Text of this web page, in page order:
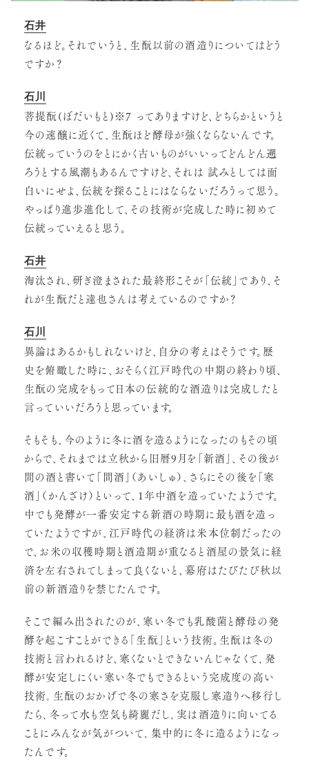
石井
なるほど。それでいうと、生酛以前の酒造りについてはどう
ですか？
石川
菩提酛(ぼだいもと)※7 ってありますけど、どちらかというと
今の速醸に近くて、生酛ほど酵母が強くならないんです。
伝統っていうのをとにかく古いものがいいってどんどん遡
ろうとする風潮もあるんですけど、それは 試みとしては面
白いにせよ、伝統を探ることにはならないだろうって思う。
やっぱり進歩進化して、その技術が完成した時に初めて
伝統っていえると思う。
石井
淘汰され、研ぎ澄まされた最終形こそが「伝統」であり、そ
れが生酛だと達也さんは考えているのですか？
石川
異論はあるかもしれないけど、自分の考えはそうです。歴
史を俯瞰した時に、おそらく江戸時代の中期の終わり頃、
生酛の完成をもって日本の伝統的な酒造りは完成したと
言っていいだろうと思っています。
そもそも、今のように冬に酒を造るようになったのもその頃
からで、それまでは立秋から旧暦9月を「新酒」、その後が
間の酒と書いて「間酒」（あいしゅ）、さらにその後を「寒
酒」（かんざけ）といって、1年中酒を造っていたようです。
中でも発酵が一番安定する新酒の時期に最も酒を造っ
ていたようですが、江戸時代の経済は米本位制だったの
で、お米の収穫時期と酒造期が重なると酒屋の景気に経
済を左右されてしまって良くないと、幕府はたびたび秋以
前の新酒造りを禁じたんです。
そこで編み出されたのが、寒い冬でも乳酸菌と酵母の発
酵を起こすことができる｢生酛｣という技術。生酛は冬の
技術と言われるけど、寒くないとできないんじゃなくて､発
酵が安定しにくい寒い冬でもできるという完成度の高い
技術｡生酛のおかげで冬の寒さを克服し寒造りへ移行し
たら､冬って水も空気も綺麗だし､実は酒造りに向いてる
ことにみんなが気がついて､集中的に冬に造るようになっ
たんです。